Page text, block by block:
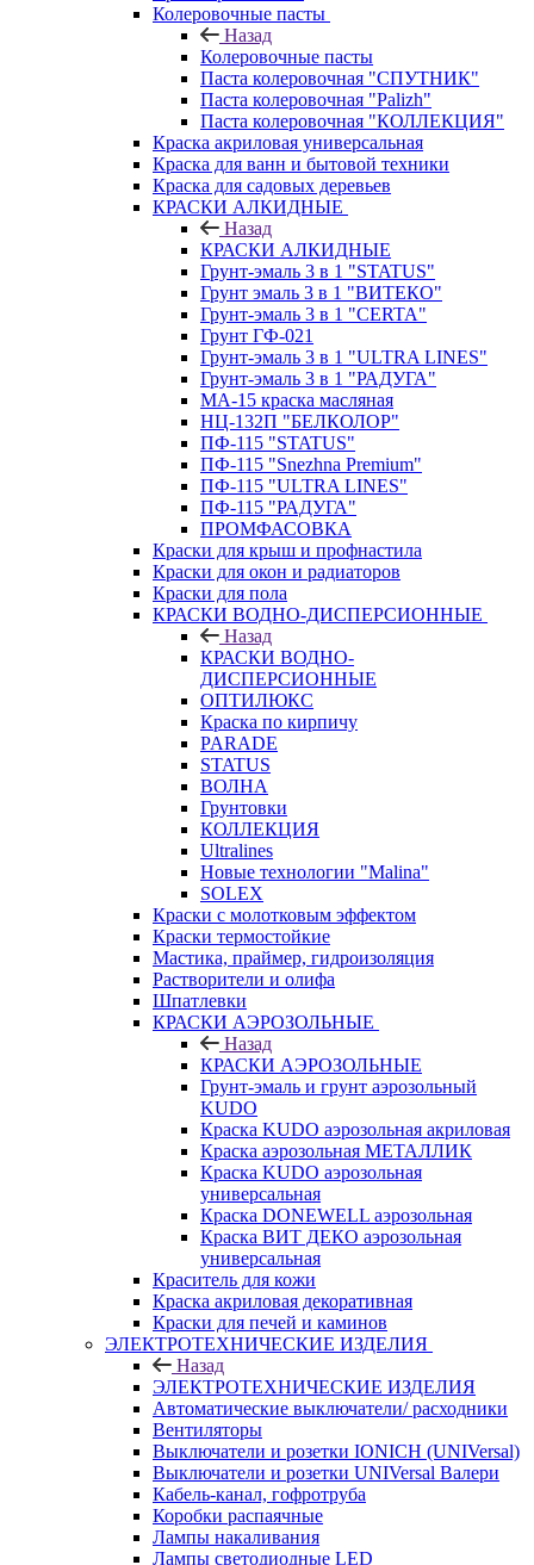
Колеровочные пасты
Назад
Колеровочные пасты
Паста колеровочная "СПУТНИК"
Паста колеровочная "Palizh"
Паста колеровочная "КОЛЛЕКЦИЯ"
Краска акриловая универсальная
Краска для ванн и бытовой техники
Краска для садовых деревьев
КРАСКИ АЛКИДНЫЕ
Назад
КРАСКИ АЛКИДНЫЕ
Грунт-эмаль 3 в 1 "STATUS"
Грунт эмаль 3 в 1 "ВИТЕКО"
Грунт-эмаль 3 в 1 "CERTA"
Грунт ГФ-021
Грунт-эмаль 3 в 1 "ULTRA LINES"
Грунт-эмаль 3 в 1 "РАДУГА"
МА-15 краска масляная
НЦ-132П "БЕЛКОЛОР"
ПФ-115 "STATUS"
ПФ-115 "Snezhna Premium"
ПФ-115 "ULTRA LINES"
ПФ-115 "РАДУГА"
ПРОМФАСОВКА
Краски для крыш и профнастила
Краски для окон и радиаторов
Краски для пола
КРАСКИ ВОДНО-ДИСПЕРСИОННЫЕ
Назад
КРАСКИ ВОДНО-
ДИСПЕРСИОННЫЕ
ОПТИЛЮКС
Краска по кирпичу
PARADE
STATUS
ВОЛНА
Грунтовки
КОЛЛЕКЦИЯ
Ultralines
Новые технологии "Malina"
SOLEX
Краски с молотковым эффектом
Краски термостойкие
Мастика, праймер, гидроизоляция
Растворители и олифа
Шпатлевки
КРАСКИ АЭРОЗОЛЬНЫЕ
Назад
КРАСКИ АЭРОЗОЛЬНЫЕ
Грунт-эмаль и грунт аэрозольный
KUDO
Краска KUDO аэрозольная акриловая
Краска аэрозольная МЕТАЛЛИК
Краска KUDO аэрозольная
универсальная
Краска DONEWELL аэрозольная
Краска ВИТ ДЕКО аэрозольная
универсальная
Краситель для кожи
Краска акриловая декоративная
Краски для печей и каминов
ЭЛЕКТРОТЕХНИЧЕСКИЕ ИЗДЕЛИЯ
Назад
ЭЛЕКТРОТЕХНИЧЕСКИЕ ИЗДЕЛИЯ
Автоматические выключатели/ расходники
Вентиляторы
Выключатели и розетки IONICH (UNIVersal)
Выключатели и розетки UNIVersal Валери
Кабель-канал, гофротруба
Коробки распаячные
Лампы накаливания
Лампы светодиодные LED